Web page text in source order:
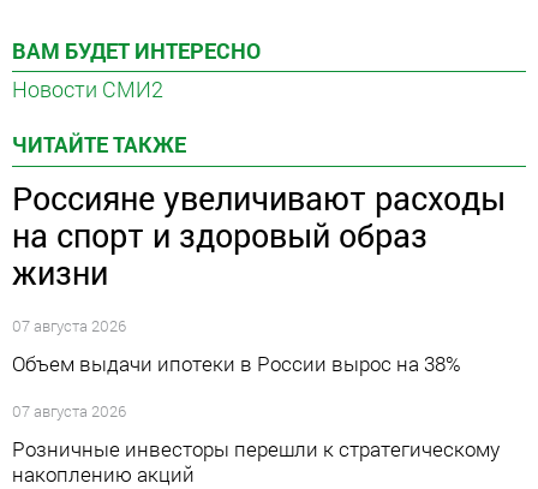
ВАМ БУДЕТ ИНТЕРЕСНО
Новости СМИ2
ЧИТАЙТЕ ТАКЖЕ
Россияне увеличивают расходы
на спорт и здоровый образ
жизни
07 августа 2026
Объем выдачи ипотеки в России вырос на 38%
07 августа 2026
Розничные инвесторы перешли к стратегическому
накоплению акций